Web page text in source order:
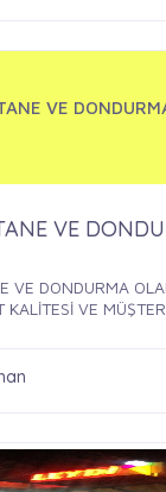
VE
VE
VE DONDURMA
KALİTESİ VE